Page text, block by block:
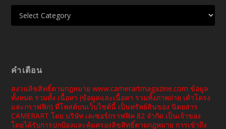
คำเตือน
สงวนลิขสิทธิ์ตามกฎหมาย www.camerartmagazine.com ข้อมูล
ทั้งหมด รวมทั้ง เนื้อหา (ข้อมูลและเนื้อหา รวมทั้งภาพถ่าย เค้าโครง
และกราฟฟิก) ที่โพสต์บนเว็บไซต์นี้ เป็นทรัพย์สินของ นิตยสาร
CAMERART โดย บริษัท เลเซอร์กราฟฟิค 82 จำกัด เป็นเจ้าของ
โดยได้รับการปกป้องและคุ้มครองลิขสิทธิ์ตามกฎหมาย การเข้าถึง